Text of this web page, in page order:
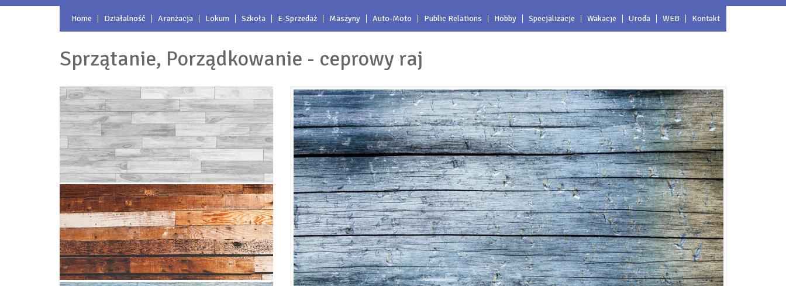
Home Działalność Aranżacja Lokum Szkoła E-Sprzedaż Maszyny Auto-Moto Public Relations Hobby Specjalizacje Wakacje Uroda WEB Kontakt
Sprzątanie, Porządkowanie - ceprowy raj